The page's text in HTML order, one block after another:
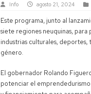
Info agosto 21, 2024
Este programa, junto al
siete regiones neuquinas,
industrias culturales,
género.
El gobernador Rolando
potenciar el